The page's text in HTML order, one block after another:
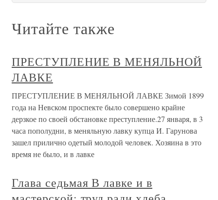
Читайте также
ПРЕСТУПЛЕНИЕ В МЕНЯЛЬНОЙ
ЛАВКЕ
ПРЕСТУПЛЕНИЕ В МЕНЯЛЬНОЙ ЛАВКЕ Зимой 1899
года на Невском проспекте было совершено крайне
дерзкое по своей обстановке преступление.27 января, в 3
часа пополудни, в меняльную лавку купца И. Гарунова
зашел прилично одетый молодой человек. Хозяина в это
время не было, и в лавке
Глава седьмая В лавке и в